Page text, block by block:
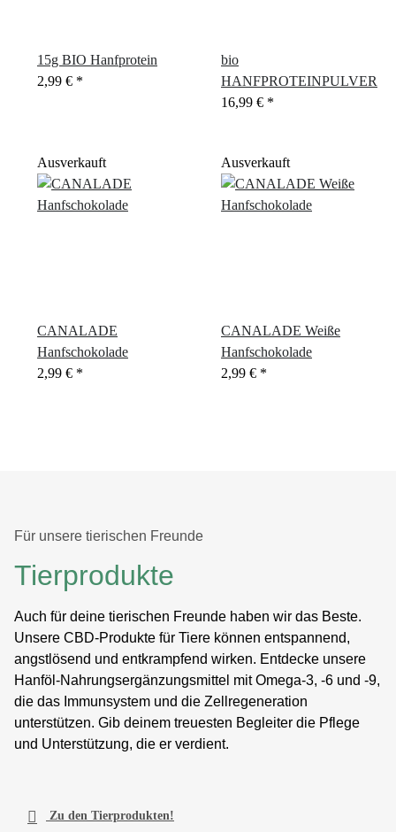
15g BIO Hanfprotein
2,99 € *
bio
HANFPROTEINPULVER
16,99 € *
Ausverkauft
CANALADE
Hanfschokolade
2,99 € *
Ausverkauft
CANALADE Weiße
Hanfschokolade
2,99 € *
Für unsere tierischen Freunde
Tierprodukte
Auch für deine tierischen Freunde haben wir das Beste.
Unsere CBD-Produkte für Tiere können entspannend,
angstlösend und entkrampfend wirken. Entdecke unsere
Hanföl-Nahrungsergänzungsmittel mit Omega-3, -6 und -9,
die das Immunsystem und die Zellregeneration
unterstützen. Gib deinem treuesten Begleiter die Pflege
und Unterstützung, die er verdient.
 Zu den Tierprodukten!